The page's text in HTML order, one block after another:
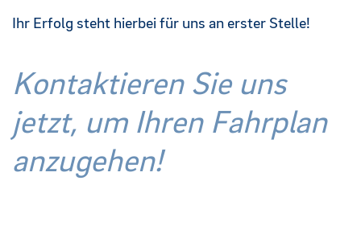
Ihr Erfolg steht hierbei für uns an erster Stelle!
Kontaktieren Sie uns
jetzt, um Ihren Fahrplan
anzugehen!